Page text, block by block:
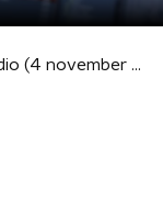
Holland Doc Radio (4 november 2012)